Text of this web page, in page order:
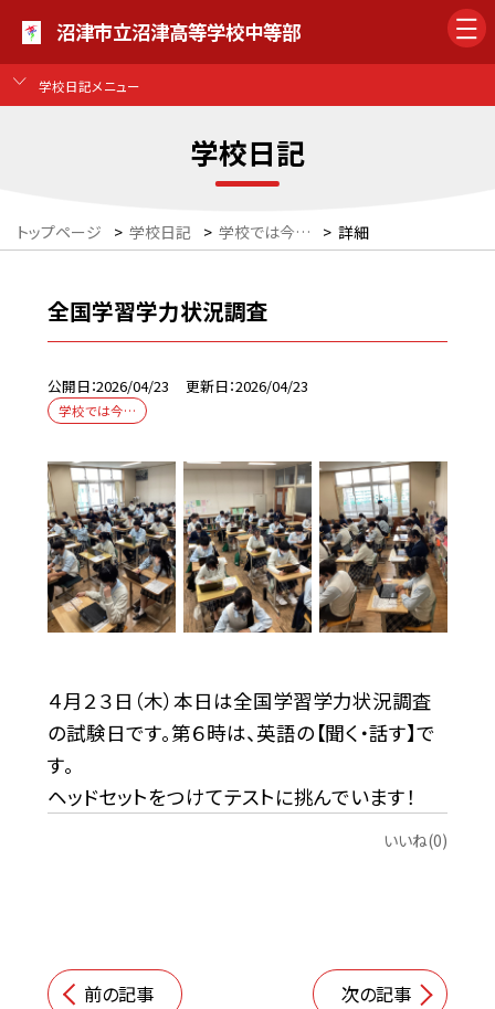
沼津市立沼津高等学校中等部
学校日記メニュー
学校日記
トップページ > 学校日記 > 学校では今… > 詳細
全国学習学力状況調査
公開日 2026/04/23 更新日 2026/04/23
学校では今…
４月２３日（木）本日は全国学習学力状況調査
の試験日です。第６時は、英語の【聞く・話す】で
す。
ヘッドセットをつけてテストに挑んでいます！
いいね(0)
前の記事 次の記事